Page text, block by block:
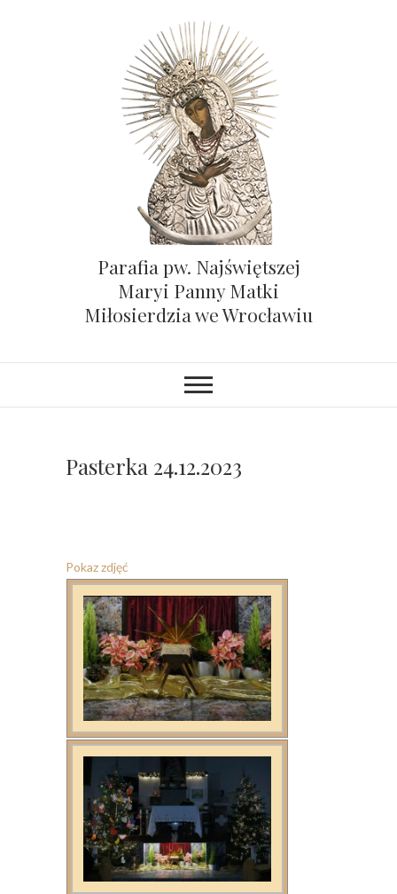
Parafia pw. Najświętszej
Maryi Panny Matki
Miłosierdzia we Wrocławiu
Pasterka 24.12.2023
Pokaz zdjęć